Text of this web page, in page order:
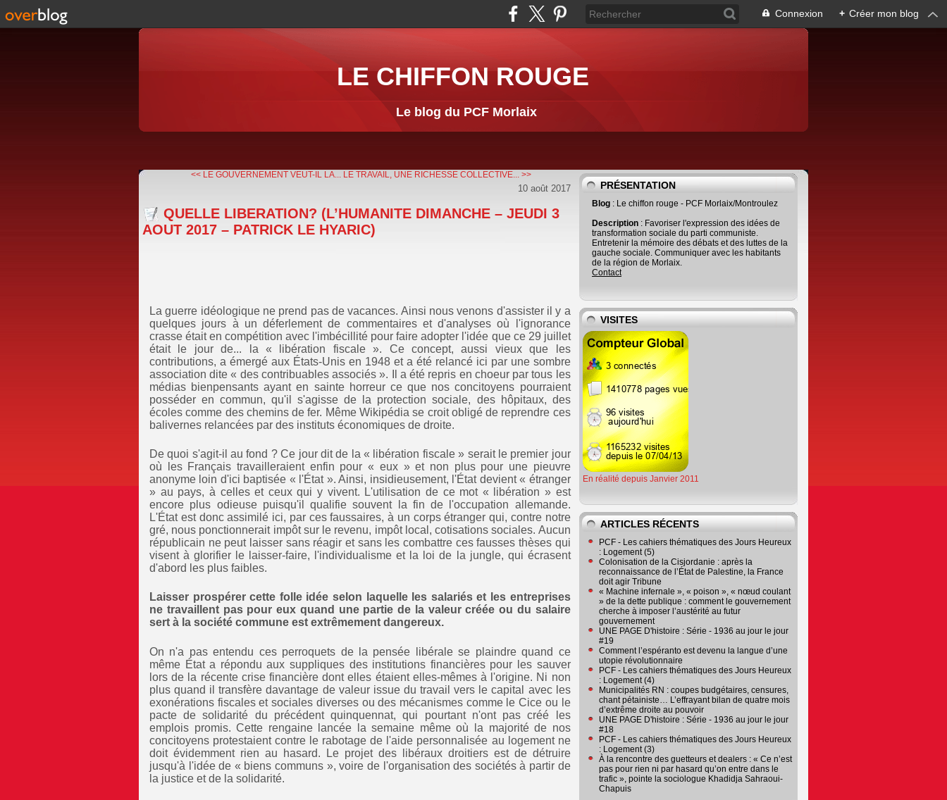
Connexion + Créer mon blog
LE CHIFFON ROUGE
Le blog du PCF Morlaix
<< LE GOUVERNEMENT VEUT-IL LA... LE TRAVAIL, UNE RICHESSE COLLECTIVE... >>
10 août 2017
QUELLE LIBERATION? (L’HUMANITE DIMANCHE – JEUDI 3
AOUT 2017 – PATRICK LE HYARIC)
La guerre idéologique ne prend pas de vacances. Ainsi nous venons d'assister il y a
quelques jours à un déferlement de commentaires et d'analyses où l'ignorance
crasse était en compétition avec l'imbécillité pour faire adopter l'idée que ce 29 juillet
était le jour de... la « libération fiscale ». Ce concept, aussi vieux que les
contributions, a émergé aux États-Unis en 1948 et a été relancé ici par une sombre
association dite « des contribuables associés ». Il a été repris en choeur par tous les
médias bienpensants ayant en sainte horreur ce que nos concitoyens pourraient
posséder en commun, qu'il s'agisse de la protection sociale, des hôpitaux, des
écoles comme des chemins de fer. Même Wikipédia se croit obligé de reprendre ces
balivernes relancées par des instituts économiques de droite.
De quoi s'agit-il au fond ? Ce jour dit de la « libération fiscale » serait le premier jour
où les Français travailleraient enfin pour « eux » et non plus pour une pieuvre
anonyme loin d'ici baptisée « l'État ». Ainsi, insidieusement, l'État devient « étranger
» au pays, à celles et ceux qui y vivent. L'utilisation de ce mot « libération » est
encore plus odieuse puisqu'il qualifie souvent la fin de l'occupation allemande.
L'État est donc assimilé ici, par ces faussaires, à un corps étranger qui, contre notre
gré, nous ponctionnerait impôt sur le revenu, impôt local, cotisations sociales. Aucun
républicain ne peut laisser sans réagir et sans les combattre ces fausses thèses qui
visent à glorifier le laisser-faire, l'individualisme et la loi de la jungle, qui écrasent
d'abord les plus faibles.
Laisser prospérer cette folle idée selon laquelle les salariés et les entreprises
ne travaillent pas pour eux quand une partie de la valeur créée ou du salaire
sert à la société commune est extrêmement dangereux.
On n'a pas entendu ces perroquets de la pensée libérale se plaindre quand ce
même État a répondu aux suppliques des institutions financières pour les sauver
lors de la récente crise financière dont elles étaient elles-mêmes à l'origine. Ni non
plus quand il transfère davantage de valeur issue du travail vers le capital avec les
exonérations fiscales et sociales diverses ou des mécanismes comme le Cice ou le
pacte de solidarité du précédent quinquennat, qui pourtant n'ont pas créé les
emplois promis. Cette rengaine lancée la semaine même où la majorité de nos
concitoyens protestaient contre le rabotage de l'aide personnalisée au logement ne
doit évidemment rien au hasard. Le projet des libéraux droitiers est de détruire
jusqu'à l'idée de « biens communs », voire de l'organisation des sociétés à partir de
la justice et de la solidarité.
PRÉSENTATION
Blog : Le chiffon rouge - PCF Morlaix/Montroulez
Description : Favoriser l'expression des idées de
transformation sociale du parti communiste.
Entretenir la mémoire des débats et des luttes de la
gauche sociale. Communiquer avec les habitants
de la région de Morlaix.
Contact
VISITES
En réalité depuis Janvier 2011
ARTICLES RÉCENTS
PCF - Les cahiers thématiques des Jours Heureux
: Logement (5)
Colonisation de la Cisjordanie : après la
reconnaissance de l’État de Palestine, la France
doit agir Tribune
« Machine infernale », « poison », « nœud coulant
» de la dette publique : comment le gouvernement
cherche à imposer l’austérité au futur
gouvernement
UNE PAGE D'histoire : Série - 1936 au jour le jour
#19
Comment l’espéranto est devenu la langue d’une
utopie révolutionnaire
PCF - Les cahiers thématiques des Jours Heureux
: Logement (4)
Municipalités RN : coupes budgétaires, censures,
chant pétainiste… L’effrayant bilan de quatre mois
d’extrême droite au pouvoir
UNE PAGE D'histoire : Série - 1936 au jour le jour
#18
PCF - Les cahiers thématiques des Jours Heureux
: Logement (3)
À la rencontre des guetteurs et dealers : « Ce n’est
pas pour rien ni par hasard qu’on entre dans le
trafic », pointe la sociologue Khadidja Sahraoui-
Chapuis